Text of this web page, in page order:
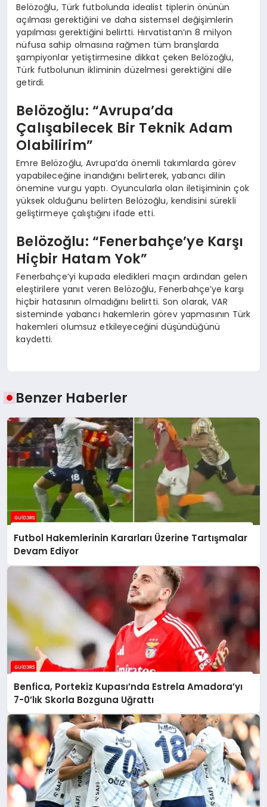
Belözoğlu, Türk futbolunda idealist tiplerin önünün
açılması gerektiğini ve daha sistemsel değişimlerin
yapılması gerektiğini belirtti. Hırvatistan’ın 8 milyon
nüfusa sahip olmasına rağmen tüm branşlarda
şampiyonlar yetiştirmesine dikkat çeken Belözoğlu,
Türk futbolunun ikliminin düzelmesi gerektiğini dile
getirdi.
Belözoğlu: “Avrupa’da
Çalışabilecek Bir Teknik Adam
Olabilirim”
Emre Belözoğlu, Avrupa’da önemli takımlarda görev
yapabileceğine inandığını belirterek, yabancı dilin
önemine vurgu yaptı. Oyuncularla olan iletişiminin çok
yüksek olduğunu belirten Belözoğlu, kendisini sürekli
geliştirmeye çalıştığını ifade etti.
Belözoğlu: “Fenerbahçe’ye Karşı
Hiçbir Hatam Yok”
Fenerbahçe’yi kupada eledikleri maçın ardından gelen
eleştirilere yanıt veren Belözoğlu, Fenerbahçe’ye karşı
hiçbir hatasının olmadığını belirtti. Son olarak, VAR
sisteminde yabancı hakemlerin görev yapmasının Türk
hakemleri olumsuz etkileyeceğini düşündüğünü
kaydetti.
Benzer Haberler
Futbol Hakemlerinin Kararları Üzerine Tartışmalar
Devam Ediyor
Benfica, Portekiz Kupası’nda Estrela Amadora’yı
7-0’lık Skorla Bozguna Uğrattı